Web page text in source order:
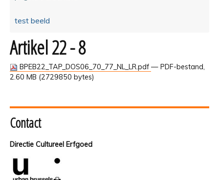
test beeld
Artikel 22 - 8
BPEB22_TAP_DOS06_70_77_NL_LR.pdf — PDF-bestand,
2.60 MB (2729850 bytes)
Contact
Directie Cultureel Erfgoed